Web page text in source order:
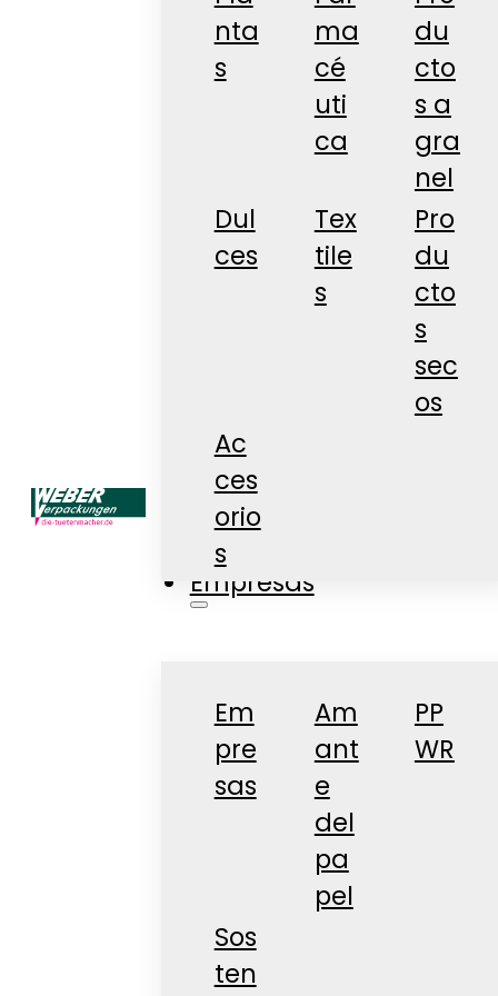
nta
s
ma
cé
uti
ca
du
cto
s a
gra
nel
Dul
ces
Tex
tile
s
Pro
du
cto
s
sec
os
Ac
ces
orio
s
Tienda
Empresas
Em
pre
sas
Am
ant
e
del
pa
pel
PP
WR
Sos
ten